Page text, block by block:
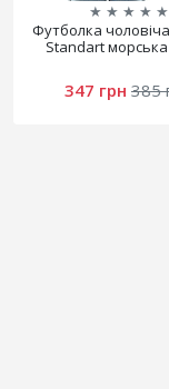
★ ★ ★ ★ ★
Футболка
Standart
347 грн 385